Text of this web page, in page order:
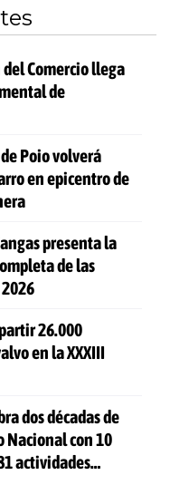
Comercio llega
de
Poio volverá
en epicentro de
presenta la
de las
26.000
en la XXXIII
dos décadas de
Nacional con 10
actividades